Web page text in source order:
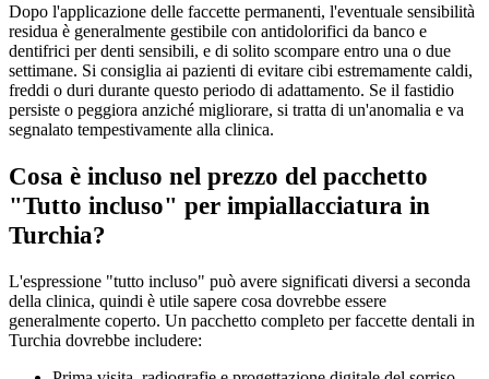
Dopo l'applicazione delle faccette permanenti, l'eventuale sensibilità
residua è generalmente gestibile con antidolorifici da banco e
dentifrici per denti sensibili, e di solito scompare entro una o due
settimane. Si consiglia ai pazienti di evitare cibi estremamente caldi,
freddi o duri durante questo periodo di adattamento. Se il fastidio
persiste o peggiora anziché migliorare, si tratta di un'anomalia e va
segnalato tempestivamente alla clinica.
Cosa è incluso nel prezzo del pacchetto
"Tutto incluso" per impiallacciatura in
Turchia?
L'espressione "tutto incluso" può avere significati diversi a seconda
della clinica, quindi è utile sapere cosa dovrebbe essere
generalmente coperto. Un pacchetto completo per faccette dentali in
Turchia dovrebbe includere: